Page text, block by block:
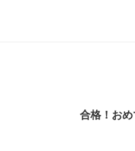
合格！おめ